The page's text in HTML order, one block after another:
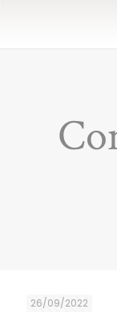
26/09/2022